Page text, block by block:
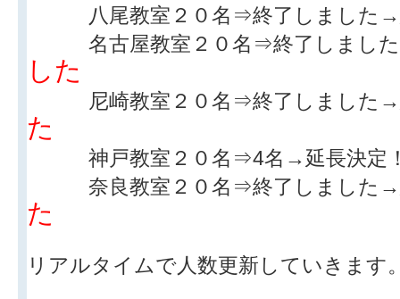
八尾教室２０名⇒終了しました→
名古屋教室２０名⇒終了しました
した
尼崎教室２０名⇒終了しました→
た
神戸教室２０名⇒4名→延長決定
奈良教室２０名⇒終了しました→
た
リアルタイムで人数更新していきます